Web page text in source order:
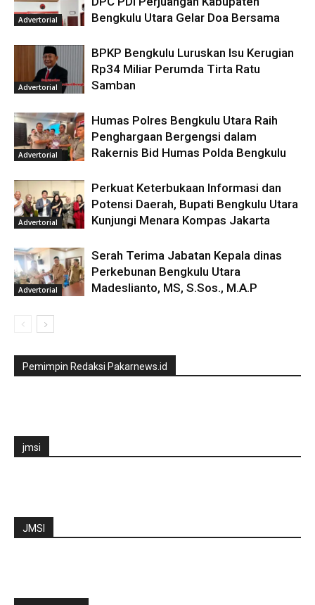
Advertorial
Bengkulu Utara Gelar Doa Bersama
Advertorial
BPKP Bengkulu Luruskan Isu Kerugian
Rp34 Miliar Perumda Tirta Ratu
Samban
Advertorial
Humas Polres Bengkulu Utara Raih
Penghargaan Bergengsi dalam
Rakernis Bid Humas Polda Bengkulu
Advertorial
Perkuat Keterbukaan Informasi dan
Potensi Daerah, Bupati Bengkulu Utara
Kunjungi Menara Kompas Jakarta
Advertorial
Serah Terima Jabatan Kepala dinas
Perkebunan Bengkulu Utara
Madeslianto, MS, S.Sos., M.A.P
Pemimpin Redaksi Pakarnews.id
jmsi
JMSI